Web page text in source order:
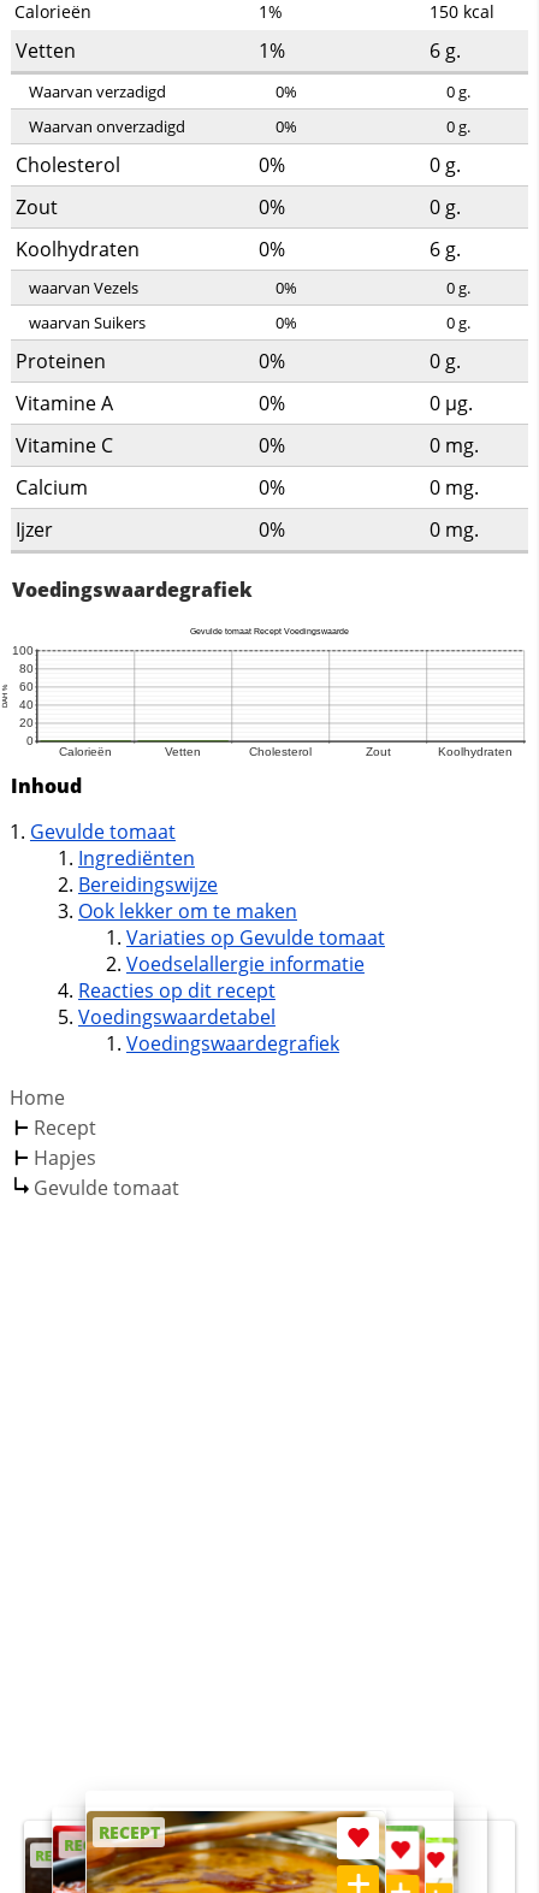
Calorieën 1% 150 kcal
Vetten 1% 6 g.
Waarvan verzadigd 0% 0g.
Waarvan onverzadigd
0% 0g.
Cholesterol 0% 0 g.
Zout
0% 0 g.
Koolhydraten
0% 6 g.
waarvan Vezels 0% 0g.
waarvan Suikers
0% 0g.
Proteinen 0% 0 g.
Vitamine A
0% 0 µg.
Vitamine C
0% 0 mg.
Calcium
0% 0 mg.
Ijzer
0% 0 mg.
Voedingswaardegrafiek
Inhoud
Gevulde tomaat
Ingrediënten
Bereidingswijze
Ook lekker om te maken
Variaties op Gevulde tomaat
Voedselallergie informatie
Reacties op dit recept
Voedingswaardetabel
Voedingswaardegrafiek
Home
Recept
Hapjes
Gevulde tomaat
RECEPT
RECEPT
RECEPT
RECEPT
RECEPT